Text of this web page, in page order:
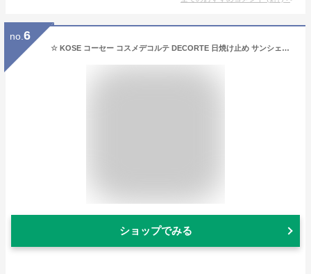
no. 6
☆ KOSE コーセー コスメデコルテ DECORTE 日焼け止め サンシェルター マルチ プロテクション ベリーウォーターレジスタント 60g SPF50+・PA++++ ウォータープルーフ UVカット 乳液 送料無料 更に割引クーポン ＼レビューキャンペーン開催中／【Revicam】
ショップでみる